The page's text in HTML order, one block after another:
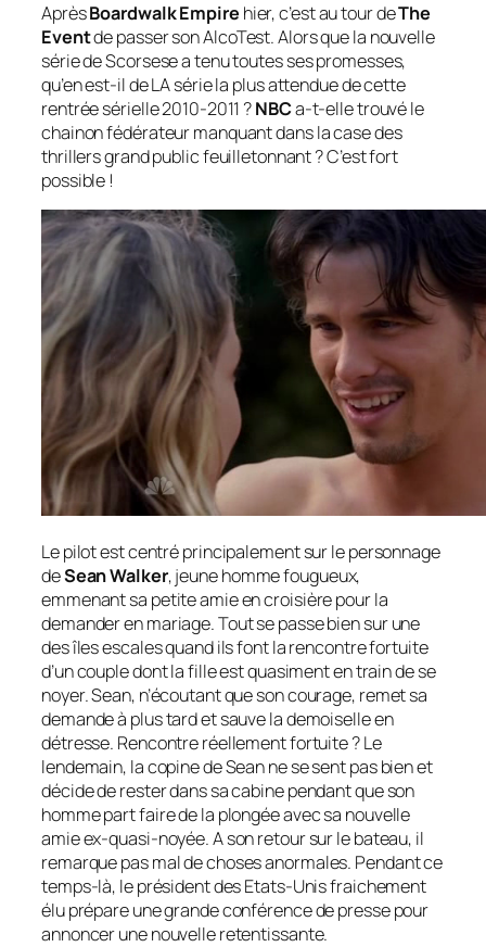
AprèsBoardwalk Empire hier, c’est au tour deThe
Eventde passer son AlcoTest. Alors que la nouvelle
série de Scorsese a tenu toutes ses promesses,
qu’en est-il de LA série la plus attendue de cette
rentrée sérielle 2010-2011 ?NBCa-t-elle trouvé le
chainon fédérateur manquant dans la case des
thrillersgrand public feuilletonnant ? C’est fort
possible !
Lepilotest centré principalement sur le personnage
deSean Walker, jeune homme fougueux,
emmenant sa petite amie en croisière pour la
demander en mariage. Tout se passe bien sur une
des îles escales quand ils font la rencontre fortuite
d’un couple dont la fille est quasiment en train de se
noyer. Sean, n’écoutant que son courage, remet sa
demande à plus tard et sauve la demoiselle en
détresse. Rencontre réellement fortuite ? Le
lendemain, la copine de Sean ne se sent pas bien et
décide de rester dans sa cabine pendant que son
homme part faire de la plongée avec sa nouvelle
amie ex-quasi-noyée. A son retour sur le bateau, il
remarque pas mal de choses anormales. Pendant ce
temps-là, le président des Etats-Unis fraichement
élu prépare une grande conférence de presse pour
annoncer une nouvelle retentissante.